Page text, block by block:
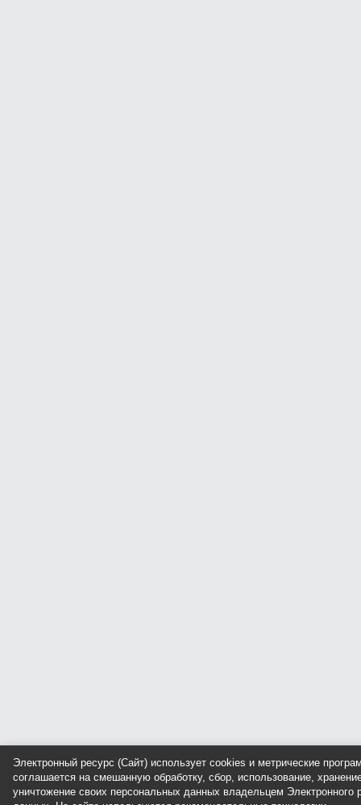
Электронный ресурс (Сайт) использует cookies и метрические
соглашается на смешанную обработку, сбор, использование,
уничтожение своих персональных данных владельцем Электронного